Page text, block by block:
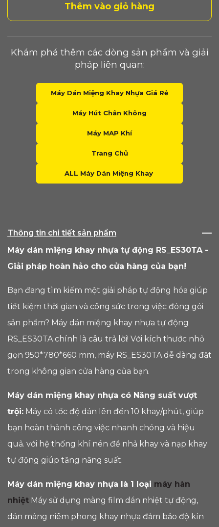
Thêm vào giỏ hàng
Khám phá thêm các dòng sản phẩm và giải
pháp liên quan:
Máy Dán Miệng Khay Nhựa Giá Rẻ
Máy Hút Chân Không
Máy MAP Khí
Trang Chủ
ALL Máy Dán Miệng Khay
Thông tin chi tiết sản phẩm
Máy dán miệng khay nhựa tự động RS_ES30TA -
Giải pháp hoàn hảo cho cửa hàng của bạn!
Bạn đang tìm kiếm một giải pháp tự động hóa giúp
tiết kiệm thời gian và công sức trong việc đóng gói
sản phẩm? Máy dán miệng khay nhựa tự động
RS_ES30TA chính là câu trả lời! Với kích thước nhỏ
gọn 950*780*660 mm, máy RS_ES30TA dễ dàng đặt
trong không gian cửa hàng của bạn.
Máy dán miệng khay nhựa có Năng suất vượt
trội: Máy có tốc độ dán lên đến 10 khay/phút, giúp
bạn hoàn thành công việc nhanh chóng và hiệu
quả. với hệ thống khí nén để nhả khay và nạp khay
tự động giúp tăng năng suất.
Máy dán miệng khay nhựa là 1 loại máy hàn
nhiệt Máy sử dụng màng film dán nhiệt tự động,
dán màng niêm phong khay nhựa đảm bảo độ kín